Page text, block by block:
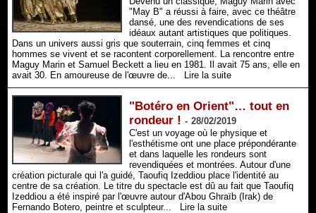
"May B" a réussi à faire, avec ce théâtre
dansé, une des revendications de ses
idéaux autant artistiques que politiques.
Dans un univers aussi gris que souterrain, cinq femmes et cinq
hommes se vivent et se racontent corporellement. La rencontre entre
Maguy Marin et Samuel Beckett a lieu en 1981. Il avait 75 ans, elle en
avait 30. En amoureuse de l'œuvre de...
Lire la suite
"Botéro en Orient"… tout en
rondeur ! - 28/02/2019
C'est un voyage où le physique et
l'esthétisme ont une place prépondérante
et dans laquelle les rondeurs sont
revendiquées et montrées. Autour d'une
création picturale qui l'a guidé, Taoufiq Izeddiou place l'identité au
centre de sa création. Le titre du spectacle est dû au fait que Taoufiq
Izeddiou a été inspiré par l'œuvre autour d'Abou Ghraïb (Irak) de
Fernando Botero, peintre et sculpteur...
Lire la suite